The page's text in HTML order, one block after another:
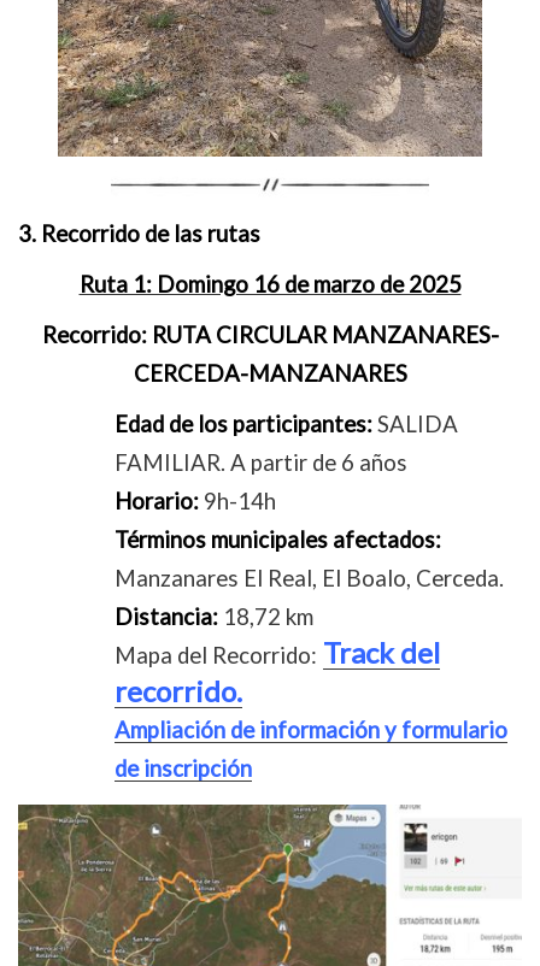
3. Recorrido de las rutas
Ruta 1: Domingo 16 de marzo de 2025
Recorrido:RUTA CIRCULAR MANZANARES-
CERCEDA-MANZANARES
Edad de los participantes:SALIDA
FAMILIAR. A partir de 6 años
Horario: 9h-14h
Términos municipales afectados:
Manzanares El Real, El Boalo, Cerceda.
Distancia: 18,72 km
Mapa del Recorrido: Track del
recorrido.
Ampliación de información y formulario
de inscripción